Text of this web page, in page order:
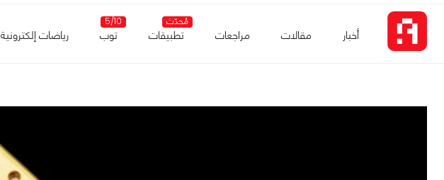
أخبار مقالات مراجعات
مُحدّث
تطبيقات
5/10
توب رياضات إلكترونية